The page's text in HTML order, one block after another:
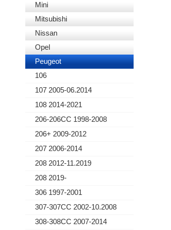
Mini
Mitsubishi
Nissan
Opel
Peugeot
106
107 2005-06.2014
108 2014-2021
206-206CC 1998-2008
206+ 2009-2012
207 2006-2014
208 2012-11.2019
208 2019-
306 1997-2001
307-307CC 2002-10.2008
308-308CC 2007-2014